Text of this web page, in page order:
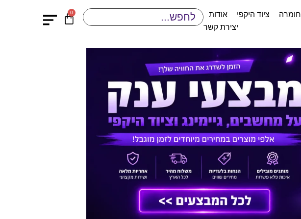
חומרה ציוד היקפי
אודות
יצירת קשר
0